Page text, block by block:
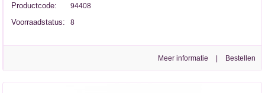
Productcode: 94408
Voorraadstatus: 8
Meer informatie |